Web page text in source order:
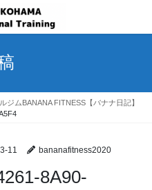
ジムBANANA FITNESS【バナナ日記】
11 bananafitness2020
8A90-